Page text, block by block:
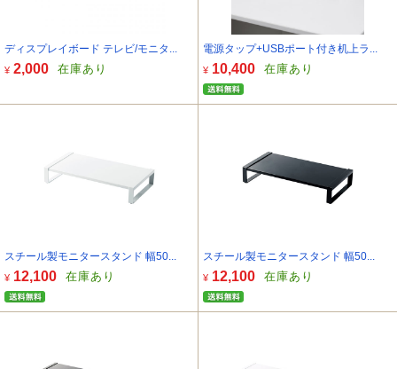
ディスプレイボード テレビ/モニタ...
¥ 2,000 在庫あり
電源タップ+USBポート付き机上ラ...
¥ 10,400 在庫あり
スチール製モニタースタンド 幅50...
¥ 12,100 在庫あり
スチール製モニタースタンド 幅50...
¥ 12,100 在庫あり